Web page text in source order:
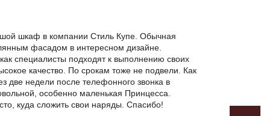
шкаф в компании Стиль Купе. Обычная
фасадом в интересном дизайне.
специалисты подходят к выполнению своих
качество. По срокам тоже не подвели. Как
две недели после телефонного звонка в
особенно маленькая Принцесса.
куда сложить свои наряды. Спасибо!